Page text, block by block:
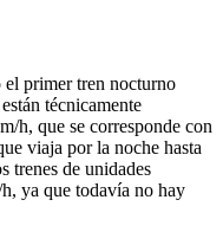
primer tren nocturno
técnicamente
h, que se corresponde con
viaja por la noche hasta
trenes de unidades
ya que todavía no hay